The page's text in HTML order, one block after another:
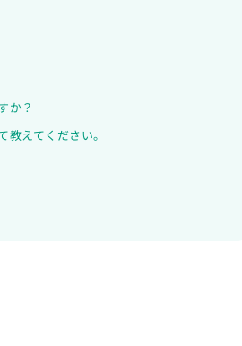
か？
えてください。